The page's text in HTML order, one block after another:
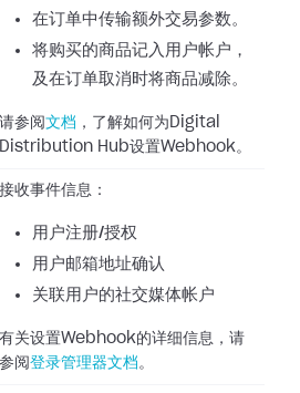
在订单中传输额外交易参数。
将购买的商品记入用户帐户，
及在订单取消时将商品减除。
请参阅 文档 ，了解如何为Digital
Distribution Hub设置Webhook。
接收事件信息：
用户注册/授权
用户邮箱地址确认
关联用户的社交媒体帐户
有关设置Webhook的详细信息，请
参阅 登录管理器文档。